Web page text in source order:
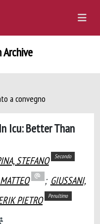
Archive
a convegno
Icu: Better Than
STEFANO Secondo
; GIUSSANI,
PIETRO Penultimo